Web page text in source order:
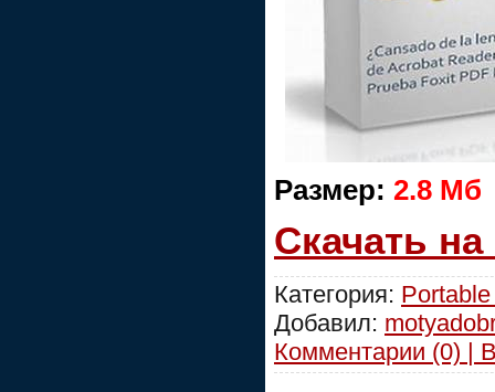
Размер: 2.8 Мб
Скачать
Категория:
Добавил:
Комментарии (0) |